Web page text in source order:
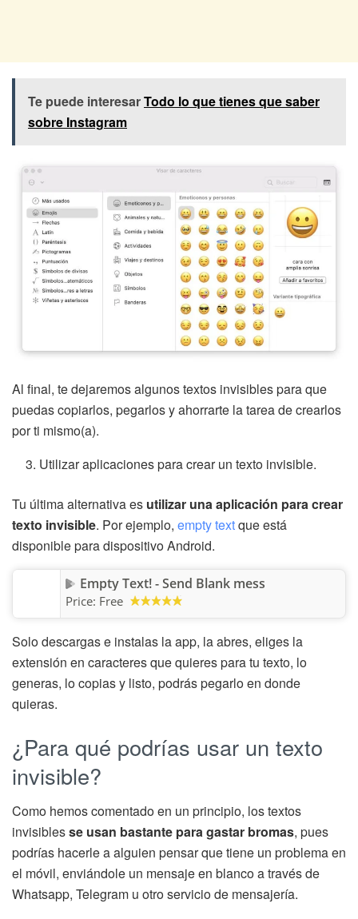
Te puede interesarTodo lo que tienes que saber
sobre Instagram
Al final, te dejaremos algunos textos invisibles para que
puedas copiarlos, pegarlos y ahorrarte la tarea de crearlos
por ti mismo(a).
Utilizar aplicaciones para crear un texto invisible.
Tu última alternativa es utilizar una aplicación para crear
texto invisible. Por ejemplo, empty textque está
disponible para dispositivo Android.
Empty Text! - Send Blank mess
Price: Free
Solo descargas e instalas la app, la abres, eliges la
extensión en caracteres que quieres para tu texto, lo
generas, lo copias y listo, podrás pegarlo en donde
quieras.
¿Para qué podrías usar un texto
invisible?
Como hemos comentado en un principio, los textos
invisiblesse usan bastante para gastar bromas, pues
podrías hacerle a alguien pensar que tiene un problema en
el móvil, enviándole un mensaje en blanco a través de
Whatsapp, Telegram u otro servicio de mensajería.